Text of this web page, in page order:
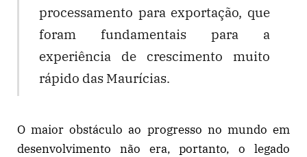
processamento para exportação, que
foram fundamentais para a
experiência de crescimento muito
rápido das Maurícias.
O maior obstáculo ao progresso no mundo em
desenvolvimento não era, portanto, o legado